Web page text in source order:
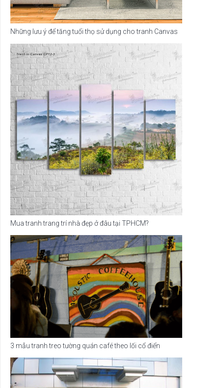
Những lưu ý để tăng tuổi thọ sử dụng cho tranh Canvas
Mua tranh trang trí nhà đẹp ở đâu tại TPHCM?
3 mẫu tranh treo tường quán café theo lối cổ điển